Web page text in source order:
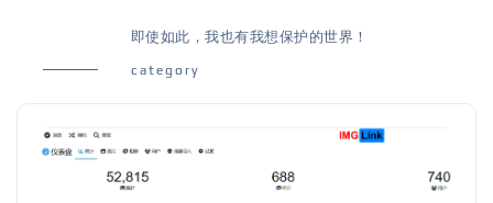
即使如此，我也有我想保护的世界！
category